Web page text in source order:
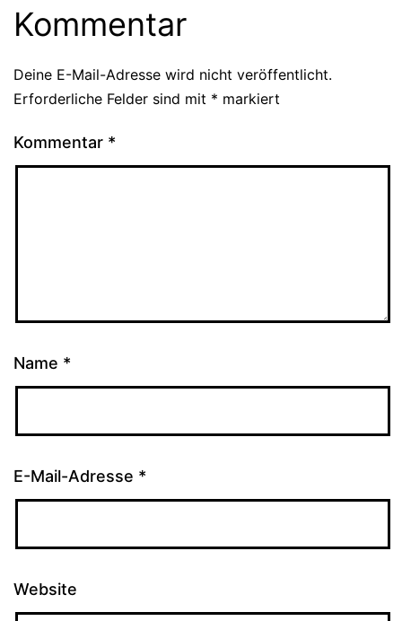
Kommentar
Deine E-Mail-Adresse wird nicht veröffentlicht.
Erforderliche Felder sind mit * markiert
Kommentar *
Name *
E-Mail-Adresse *
Website